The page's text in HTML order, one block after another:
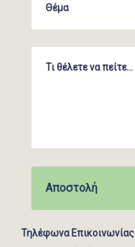
Τηλέφωνα Επικοινωνίας